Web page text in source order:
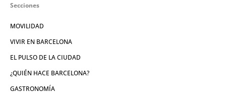
Secciones
MOVILIDAD
VIVIR EN BARCELONA
EL PULSO DE LA CIUDAD
¿QUIÉN HACE BARCELONA?
GASTRONOMÍA